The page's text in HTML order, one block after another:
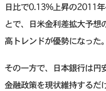
日比で0.13%上昇の2011
とで、日米金利差拡大予想
高トレンドが優勢になった。
その一方で、日本銀行は円
金融政策を現状維持するだ